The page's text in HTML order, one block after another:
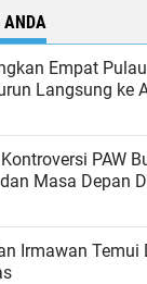
ANDA
Empat
Langsung ke
PAW
Masa Depan
Irmawan Temui